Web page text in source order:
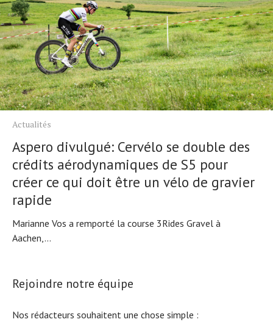
Actualités
Aspero divulgué: Cervélo se double des
crédits aérodynamiques de S5 pour
créer ce qui doit être un vélo de gravier
rapide
Marianne Vos a remporté la course 3Rides Gravel à
Aachen,...
Rejoindre notre équipe
Nos rédacteurs souhaitent une chose simple :